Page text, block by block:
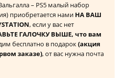
– PS5 малый набор
приобретается нами НА ВАШ
, если у вас нет
ГАЛОЧКУ ВЫШЕ, что вам
бесплатно в подарок(акция
заказе), от вас нужна почта